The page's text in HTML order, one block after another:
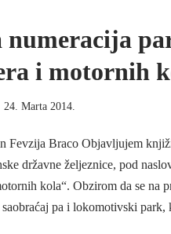
numeracija
i motornih
24. Marta 2014.
Fevzija Braco Objavljujem
državne željeznice, pod
kola“. Obzirom da se na
pa i lokomotivski